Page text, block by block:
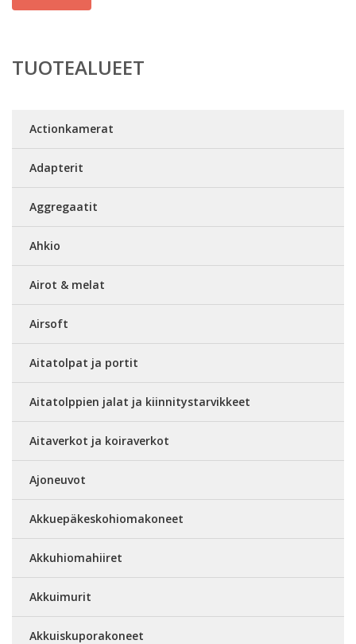
TUOTEALUEET
Actionkamerat
Adapterit
Aggregaatit
Ahkio
Airot & melat
Airsoft
Aitatolpat ja portit
Aitatolppien jalat ja kiinnitystarvikkeet
Aitaverkot ja koiraverkot
Ajoneuvot
Akkuepäkeskohiomakoneet
Akkuhiomahiiret
Akkuimurit
Akkuiskuporakoneet